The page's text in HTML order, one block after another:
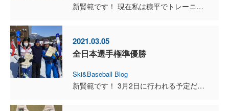
新賢範です！ 現在私は糠平でトレーニングを行っております！この時期の糠平は来た事がなかったのですが、天気と雪の条件がかなり良く最高のトレーニングが出来ています。昨日今日はGSのトレーニングをして...
2021.03.05
全日本選手権準優勝
Ski&Baseball Blog
新賢範です！ 3月2日に行われる予定だった全日本選手権男子GSは悪天候のため延期となり昨日行われました。結果は1本目5位の位置につけて2本目で逆転をし2位まで上がり準優勝する事が出来ました！今回...